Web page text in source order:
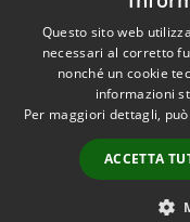
Accessibilità
Questo sito web
necessari al corretto
nonché un cookie
informazioni
Per maggiori dettagli,
ACCETTA